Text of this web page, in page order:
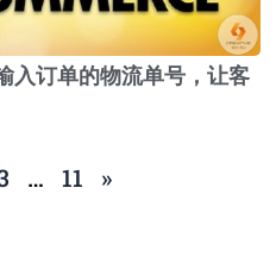
入订单的物流单号，让客
… 11 »